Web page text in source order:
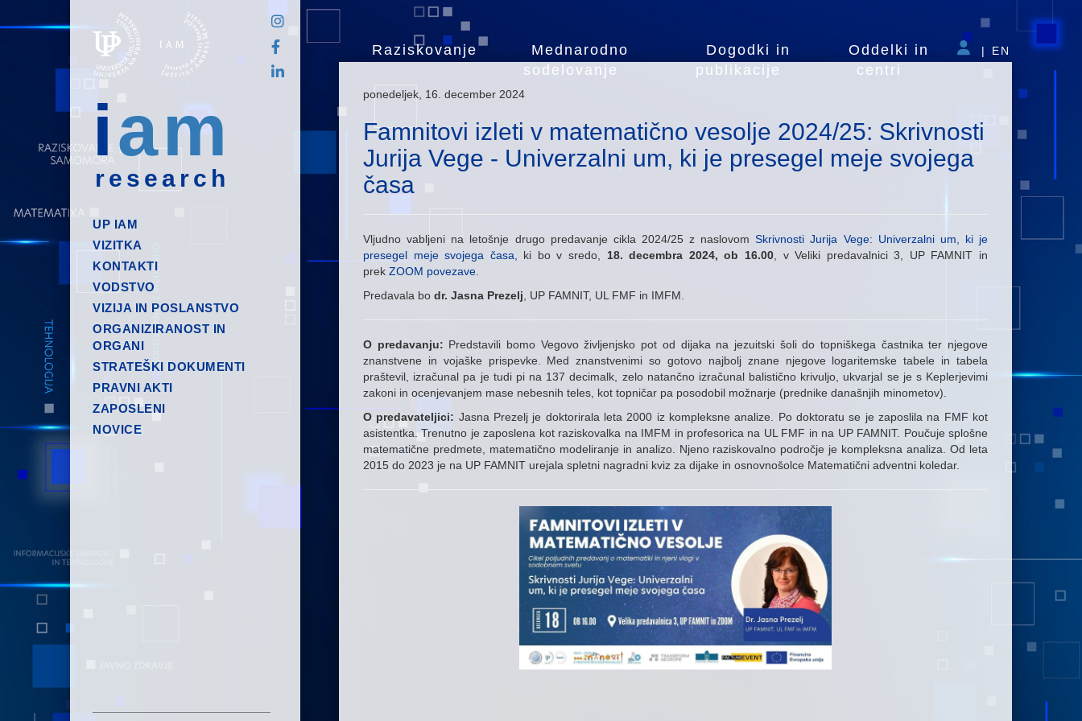
iam
research
Raziskovanje
Mednarodno
sodelovanje
Dogodki in
publikacije
Oddelki in
centri
| EN
UP IAM
VIZITKA
KONTAKTI
VODSTVO
VIZIJA IN POSLANSTVO
ORGANIZIRANOST IN
ORGANI
STRATEŠKI DOKUMENTI
PRAVNI AKTI
ZAPOSLENI
NOVICE
ponedeljek, 16. december 2024
Famnitovi izleti v matematično vesolje 2024/25: Skrivnosti
Jurija Vege - Univerzalni um, ki je presegel meje svojega
časa
Vljudno vabljeni na letošnje drugo predavanje cikla 2024/25 z naslovomSkrivnosti Jurija Vege: Univerzalni um, ki je
presegel meje svojega časa,
ki bo v sredo, 18. decembra 2024, ob 16.00, v Veliki predavalnici 3, UP FAMNIT in
prek ZOOM povezave
Predavala bo dr. Jasna Prezelj , UP FAMNIT, UL FMF in IMFM.
O predavanju: Predstavili bomo Vegovo življenjsko pot od dijaka na jezuitski šoli do topniškega častnika ter njegove
znanstvene in vojaške prispevke. Med znanstvenimi so gotovo najbolj znane njegove logaritemske tabele in tabela
praštevil, izračunal pa je tudi pi na 137 decimalk, zelo natančno izračunal balistično krivuljo, ukvarjal se je s Keplerjevimi
zakoni in ocenjevanjem mase nebesnih teles, kot topničar pa posodobil možnarje (prednike današnjih minometov).
O predavateljici: Jasna Prezelj je doktorirala leta 2000 iz kompleksne analize. Po doktoratu se je zaposlila na FMF kot
asistentka. Trenutno je zaposlena kot raziskovalka na IMFM in profesorica na UL FMF in na UP FAMNIT. Poučuje splošne
matematične predmete, matematično modeliranje in analizo. Njeno raziskovalno področje je kompleksna analiza. Od leta
2015 do 2023 je na UP FAMNIT urejala spletni nagradni kviz za dijake in osnovnošolce Matematični adventni koledar.